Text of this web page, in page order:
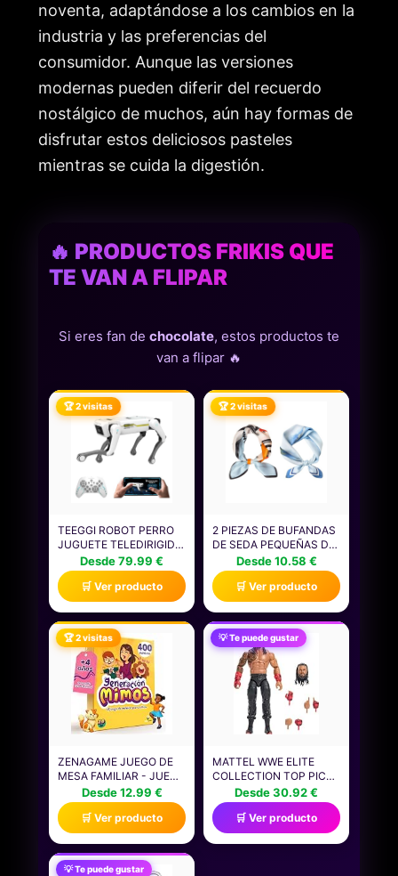
noventa, adaptándose a los cambios en la
industria y las preferencias del
consumidor. Aunque las versiones
modernas pueden diferir del recuerdo
nostálgico de muchos, aún hay formas de
disfrutar estos deliciosos pasteles
mientras se cuida la digestión.
🔥 PRODUCTOS FRIKIS QUE
TE VAN A FLIPAR
Si eres fan de chocolate, estos productos te
van a flipar 🔥
🏆 2 visitas
TEEGGI ROBOT PERRO
JUGUETE TELEDIRIGIDO
PARA NIÑOS DE 3 A 12
AÑOS, PERRO ROBOT
INTELIGENTE ADMITE
CONTROL DE
APLICACIÓN, PUEDE
PROGRAMAR, BAILAR,
MÚSICA E
INTERACTUAR
Desde 79.99 €
🛒 Ver producto
🏆 2 visitas
2 PIEZAS DE BUFANDAS
DE SEDA PEQUEÑAS DE
MODA, ACCESORIOS
PARA MUJERES,
BUFANDAS DE SEDA
RETRO Y ELEES, QUE SE
PUEDEN USAR COMO
BUFANDAS DE CUELLO,
ROPA DE CABEZA Y
DECORACIONES DE
EMBALAJE.
Desde 10.58 €
🛒 Ver producto
🏆 2 visitas
ZENAGAME JUEGO DE
MESA FAMILIAR - JUEGO
DE MÍMICAS - REGALO
ORIGINAL MARCA
JUEGO DE GESTOS
PARA TODOS ADULTOS
Y NIÑOS A PARTIR DE 4
AÑOS
Desde 12.99 €
🛒 Ver producto
💡 Te puede gustar
MATTEL WWE ELITE
COLLECTION TOP PICKS
CONJUNTO DE
ACCESORIOS Y FIGURA
DE ACCIÓN DE ROMAN
REIGNS DE 15,24CM
CON MANOS
Desde 30.92 €
🛒 Ver producto
💡 Te puede gustar